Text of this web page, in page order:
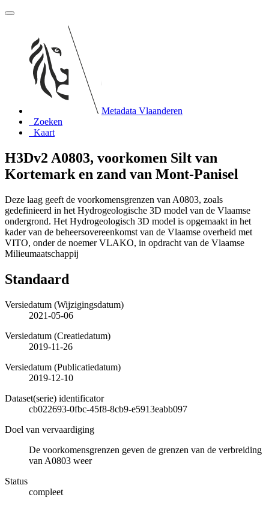
Metadata Vlaanderen
Zoeken
Kaart
H3Dv2 A0803, voorkomen Silt van
Kortemark en zand van Mont-Panisel
Deze laag geeft de voorkomensgrenzen van A0803, zoals
gedefinieerd in het Hydrogeologische 3D model van de Vlaamse
ondergrond. Het Hydrogeologisch 3D model is opgemaakt in het
kader van de beheersovereenkomst van de Vlaamse overheid met
VITO, onder de noemer VLAKO, in opdracht van de Vlaamse
Milieumaatschappij
Standaard
Versiedatum (Wijzigingsdatum)
2021-05-06
Versiedatum (Creatiedatum)
2019-11-26
Versiedatum (Publicatiedatum)
2019-12-10
Dataset(serie) identificator
cb022693-0fbc-45f8-8cb9-e5913eabb097
Doel van vervaardiging
De voorkomensgrenzen geven de grenzen van de verbreiding
van A0803 weer
Status
compleet